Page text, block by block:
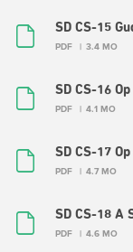
SD CS-15
PDF 3.4 MO
SD CS-16
PDF 4.1 MO
SD CS-17
PDF 4.7 MO
SD CS-18 A
PDF 4.6 MO